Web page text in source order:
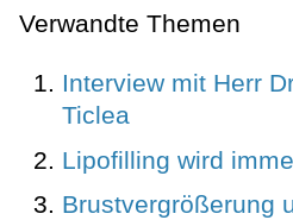
Verwandte Themen
Interview mit Herr
Ticlea
Lipofilling wird
Brustvergrößerung